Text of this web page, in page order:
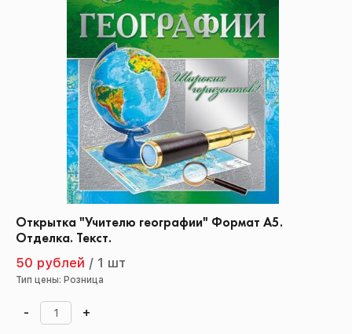
Открытка "Учителю географии" Формат А5.
Отделка. Текст.
50 рублей / 1 шт
Тип цены: Розница
- +